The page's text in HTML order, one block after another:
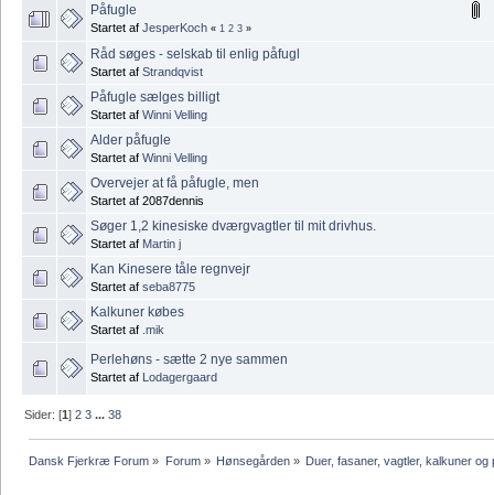
Påfugle
Startet af JesperKoch « 1 2 3 »
Råd søges - selskab til enlig påfugl
Startet af Strandqvist
Påfugle sælges billigt
Startet af Winni Velling
Alder påfugle
Startet af Winni Velling
Overvejer at få påfugle, men
Startet af 2087dennis
Søger 1,2 kinesiske dværgvagtler til mit drivhus.
Startet af Martin j
Kan Kinesere tåle regnvejr
Startet af seba8775
Kalkuner købes
Startet af .mik
Perlehøns - sætte 2 nye sammen
Startet af Lodagergaard
Sider: [1]2 3 ...38
Dansk Fjerkræ Forum » Forum» Hønsegården» Duer, fasaner, vagtler, kalkuner og